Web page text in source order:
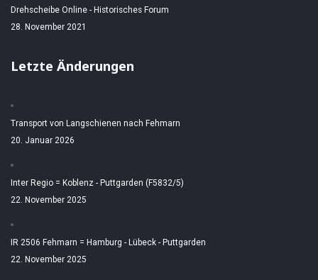
Drehscheibe Online - Historisches Forum
28. November 2021
Letzte Änderungen
Transport von Langschienen nach Fehmarn
20. Januar 2026
Inter Regio = Koblenz - Puttgarden (F5832/5)
22. November 2025
IR 2506 Fehmarn = Hamburg - Lübeck - Puttgarden
22. November 2025